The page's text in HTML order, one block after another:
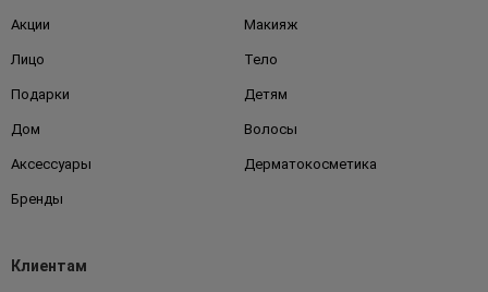
Акции Макияж
Лицо Тело
Подарки Детям
Дом Волосы
Аксессуары Дерматокосметика
Бренды
Клиентам